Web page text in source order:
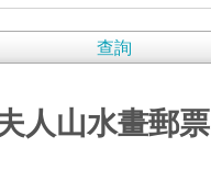
人山水畫郵票